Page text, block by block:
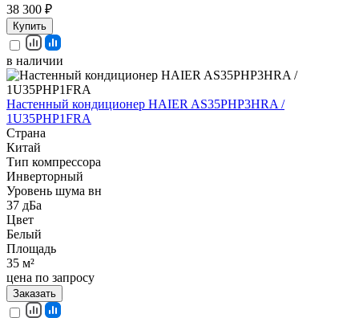
38 300 ₽
Купить
в наличии
Настенный кондиционер HAIER AS35PHP3HRA /
1U35PHP1FRA
Страна
Китай
Тип компрессора
Инверторный
Уровень шума вн
37 дБа
Цвет
Белый
Площадь
35 м²
цена по запросу
Заказать